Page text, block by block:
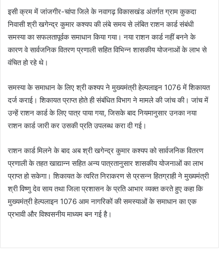
इसी क्रम में जांजगीर-चांपा जिले के नवागढ़ विकासखंड अंतर्गत ग्राम कुकदा
निवासी श्री खगेन्द्र कुमार कश्यप की लंबे समय से लंबित राशन कार्ड संबंधी
समस्या का सफलतापूर्वक समाधान किया गया। नया राशन कार्ड नहीं बनने के
कारण वे सार्वजनिक वितरण प्रणाली सहित विभिन्न शासकीय योजनाओं के लाभ से
वंचित हो रहे थे।
समस्या के समाधान के लिए श्री कश्यप ने मुख्यमंत्री हेल्पलाइन 1076 में शिकायत
दर्ज कराई। शिकायत प्राप्त होते ही संबंधित विभाग ने मामले की जांच की। जांच में
उन्हें राशन कार्ड के लिए पात्र पाया गया, जिसके बाद नियमानुसार उनका नया
राशन कार्ड जारी कर उसकी प्रति उपलब्ध करा दी गई।
राशन कार्ड मिलने के बाद अब श्री खगेन्द्र कुमार कश्यप को सार्वजनिक वितरण
प्रणाली के तहत खाद्यान्न सहित अन्य पात्रतानुसार शासकीय योजनाओं का लाभ
प्राप्त हो सकेगा। शिकायत के त्वरित निराकरण से प्रसन्न हितग्राही ने मुख्यमंत्री
श्री विष्णु देव साय तथा जिला प्रशासन के प्रति आभार व्यक्त करते हुए कहा कि
मुख्यमंत्री हेल्पलाइन 1076 आम नागरिकों की समस्याओं के समाधान का एक
प्रभावी और विश्वसनीय माध्यम बन गई है।